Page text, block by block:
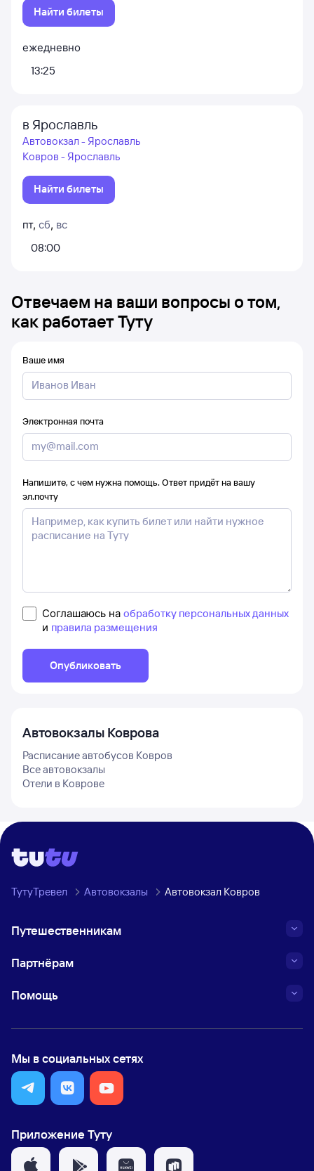
Найти билеты
ежедневно
13:25
в Ярославль
Автовокзал - Ярославль
Ковров - Ярославль
Найти билеты
пт, сб, вс
08:00
Отвечаем на ваши вопросы о том,
как работает Туту
Ваше имя
Электронная почта
Напишите, с чем нужна помощь. Ответ придёт на вашу
эл.почту
Соглашаюсь на обработку персональных данных
и правила размещения
Опубликовать
Автовокзалы Коврова
Расписание автобусов Ковров
Все автовокзалы
Отели в Коврове
ТутуТревел Автовокзалы Автовокзал Ковров
Путешественникам
Партнёрам
Помощь
Мы в социальных сетях
Приложение Туту